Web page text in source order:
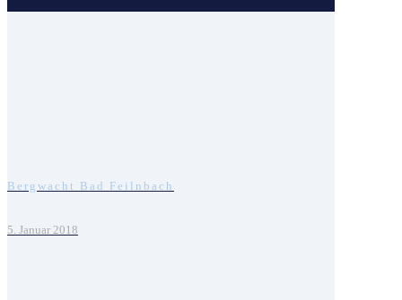
Bergwacht Bad Feilnbach
5. Januar 2018